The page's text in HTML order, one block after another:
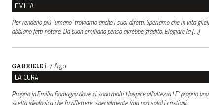
EMILIA
Per renderlo più "umano" troviamo anche i suoi difetti. Speriamo che in vita glieli
abbiano fatti notare. Da buon emiliano penso avrebbe gradito. Elogiare la […]
GABRIELE il 7 Ago
LA CURA
Proprio in Emilia Romagna dove ci sono molti Hospice all’altezza ! E’ proprio una
scelta ideologica che fa riflettere, specialmente (ma non solo) i cristiani.